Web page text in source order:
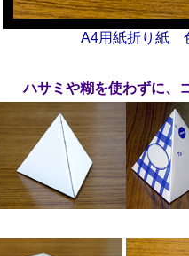
A4用紙折り紙
ハサミや糊を使わずに、